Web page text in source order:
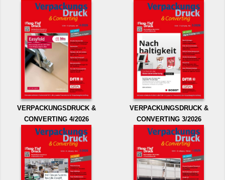
VERPACKUNGSDRUCK &
CONVERTING 4/2026
VERPACKUNGSDRUCK &
CONVERTING 3/2026